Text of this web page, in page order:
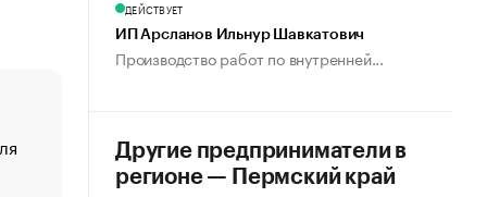
«От спорта тело стареет иначе». Как живет глава
создавшей GTA
ДЕЙСТВУЕТ
ИП Арсланов Ильнур Шавкатович
Производство работ по внутренней...
Другие предприниматели в
регионе — Пермский край